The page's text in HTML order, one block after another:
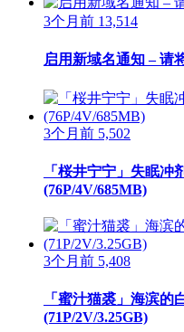
3个月前 13,514
启用新域名通知 – 请
3个月前 5,502
「桜井宁宁」失眠冲
(76P/4V/685MB)
3个月前 5,408
「蜜汁猫裘」海滨的
(71P/2V/3.25GB)